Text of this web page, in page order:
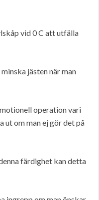
vid 0 C att utfälla
jästen när man
operation vari
ut om man ej gör det på
färdighet kan detta